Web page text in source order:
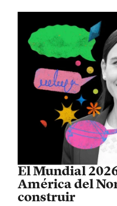
El Mundial
América del
construir